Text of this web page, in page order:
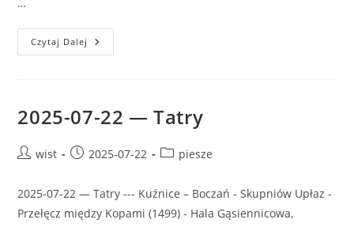
Czytaj Dalej 2025-
08-
CHKO
(Chráněná
Jeseníky
2025-07-22 — Tatry
Postwist
Post2025-07-22
Postpiesze
2025-07-22 — Tatry --- Kuźnice – Boczań - Skupniów Upłaz -
Przełęcz między Kopami (1499) - Hala Gąsiennicowa,